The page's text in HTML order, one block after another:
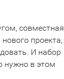
совместная
И набор
нужно в этом